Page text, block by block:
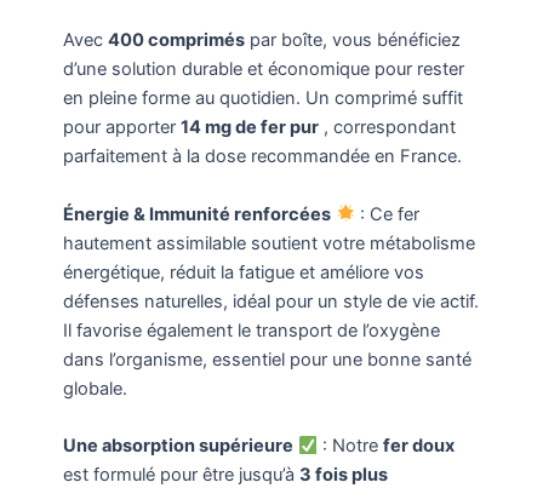
Avec 400 compriméspar boîte, vous bénéficiez
d’une solution durable et économique pour rester
en pleine forme au quotidien. Un comprimé suffit
pour apporter 14 mg de fer pur, correspondant
parfaitement à la dose recommandée en France.
Énergie & Immunité renforcées
: Ce fer
hautement assimilable soutient votre métabolisme
énergétique, réduit la fatigue et améliore vos
défenses naturelles, idéal pour un style de vie actif.
Il favorise également le transport de l’oxygène
dans l’organisme, essentiel pour une bonne santé
globale.
Une absorption supérieure : Notrefer doux
est formulé pour être jusqu’à 3 fois plus